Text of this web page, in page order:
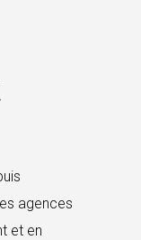
agences
et en